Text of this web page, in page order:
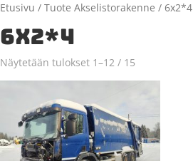
Etusivu / Tuote Akselistorakenne / 6x2*4
6X2*4
Näytetään tulokset 1–12 / 15
by